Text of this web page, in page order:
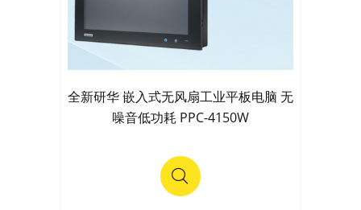
全新研华 嵌入式无风扇工业平板电脑 无
噪音低功耗 PPC-4150W